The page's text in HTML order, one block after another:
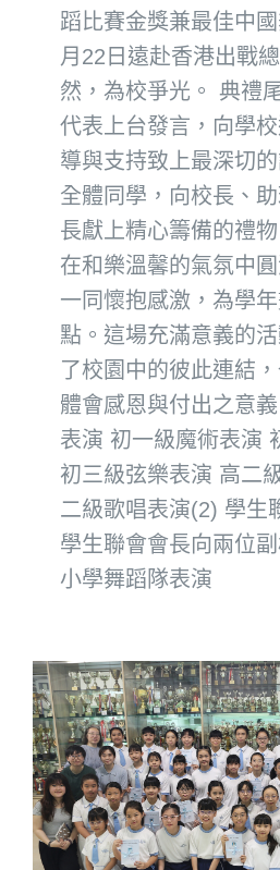
蹈比賽金獎兼最佳中
月22日遠赴香港出戰
然，為校爭光。 典禮
代表上台發言，向學
導與支持致上最深切
全體同學，向校長、
長獻上精心籌備的禮
在和樂溫馨的氣氛中
一同懷抱感激，為學
點。這場充滿意義的
了校園中的彼此連結
體會感恩與付出之意
表演 初一級魔術表演
初三級弦樂表演 高二
二級歌唱表演(2) 學生
學生聯會會長向兩位
小學舞蹈隊表演